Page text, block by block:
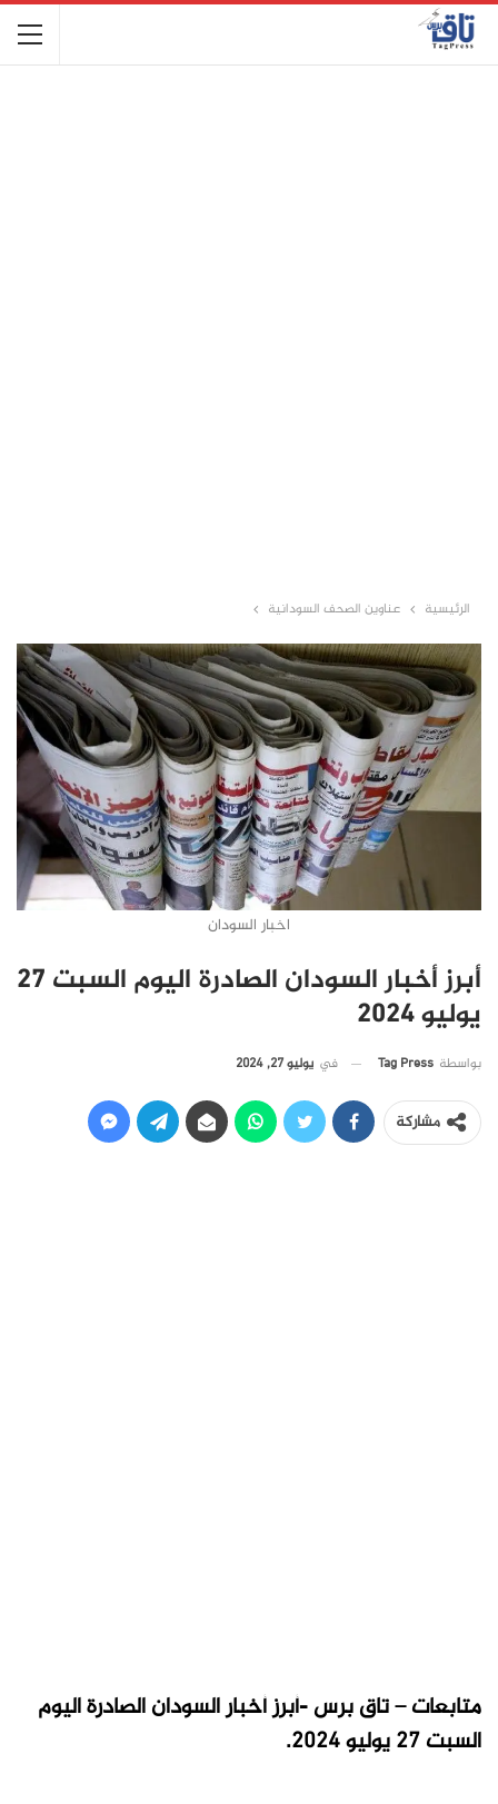
الرئيسية عناوين الصحف السودانية
اخبار السودان
أبرز أخبار السودان الصادرة اليوم السبت 27
يوليو 2024
بواسطة Tag Press في يوليو 27, 2024
مشاركة
متابعات – تاق برس -أبرز أخبار السودان الصادرة اليوم
السبت 27 يوليو 2024.